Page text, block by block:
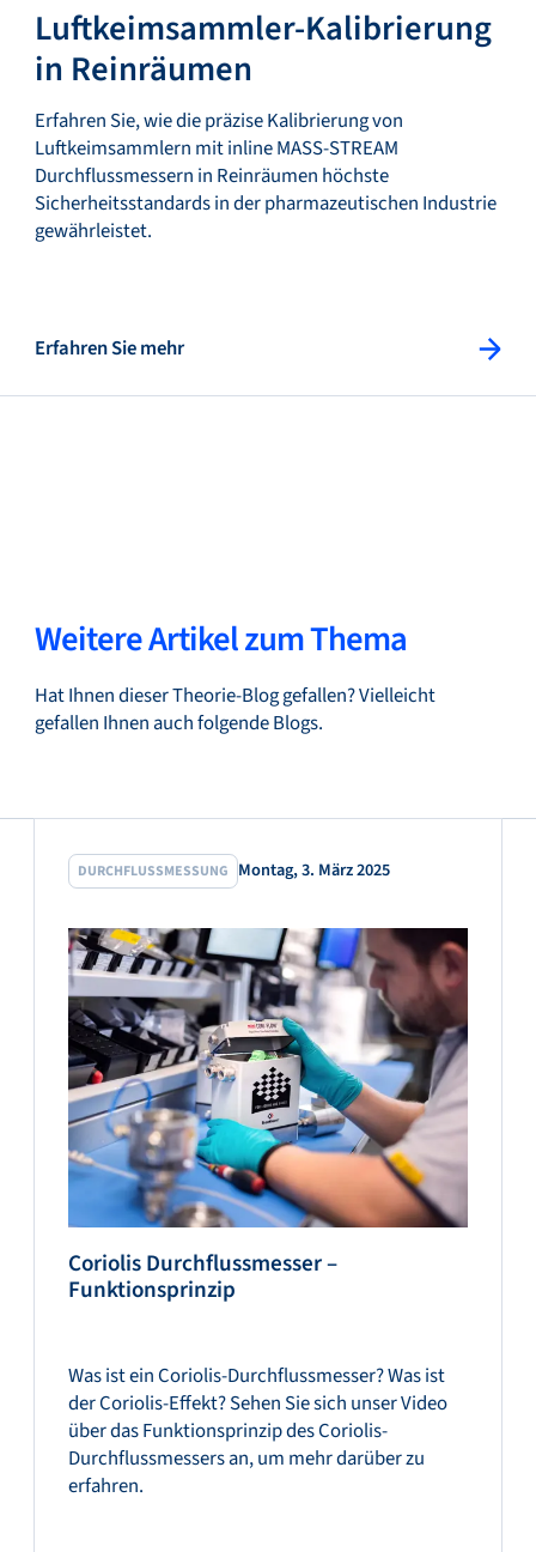
Luftkeimsammler-Kalibrierung
in Reinräumen
Erfahren Sie, wie die präzise Kalibrierung von
Luftkeimsammlern mit inline MASS-STREAM
Durchflussmessern in Reinräumen höchste
Sicherheitsstandards in der pharmazeutischen Industrie
gewährleistet.
Erfahren Sie mehr
Weitere Artikel zum Thema
Hat Ihnen dieser Theorie-Blog gefallen? Vielleicht
gefallen Ihnen auch folgende Blogs.
DURCHFLUSSMESSUNG Montag, 3. März 2025
Coriolis Durchflussmesser –
Funktionsprinzip
Was ist ein Coriolis-Durchflussmesser? Was ist
der Coriolis-Effekt? Sehen Sie sich unser Video
über das Funktionsprinzip des Coriolis-
Durchflussmessers an, um mehr darüber zu
erfahren.